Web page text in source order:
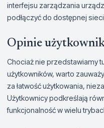
interfejsu zarządzania
podłączyć do dostępnej
Opinie
Chociaż nie przedstawiamy
użytkowników, warto
za łatwość użytkowania,
Użytkownicy podkreślają
funkcjonalność w wielu